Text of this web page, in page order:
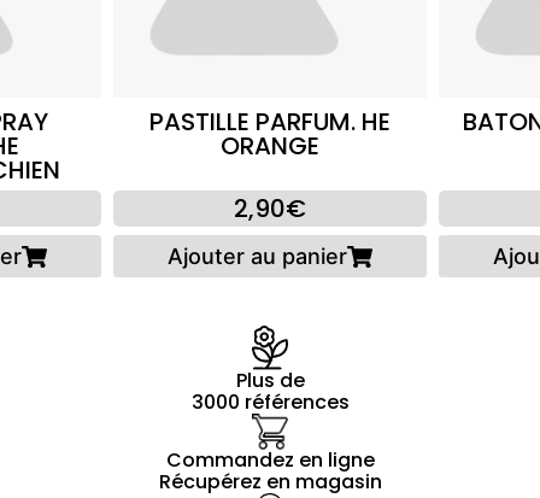
PASTILLE PARFUM. HE
ORANGE
2,90€
Ajouter au panier
Plus de
3000 références
Commandez en ligne
Récupérez en magasin